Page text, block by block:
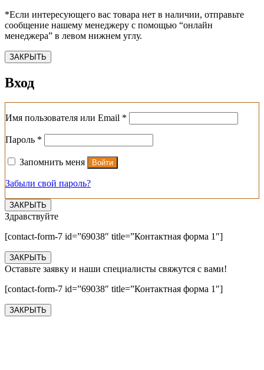
*Если интересующего вас товара нет в наличии, отправьте
сообщение нашему менеджеру с помощью “онлайн
менеджера” в левом нижнем углу.
ЗАКРЫТЬ
Вход
Имя пользователя или Email *
Пароль *
Запомнить меня Войти
Забыли свой пароль?
ЗАКРЫТЬ
Здравствуйте
[contact-form-7 id=”69038″ title=”Контактная форма 1″]
ЗАКРЫТЬ
Оставьте заявку и наши специалисты свяжутся с вами!
[contact-form-7 id=”69038″ title=”Контактная форма 1″]
ЗАКРЫТЬ